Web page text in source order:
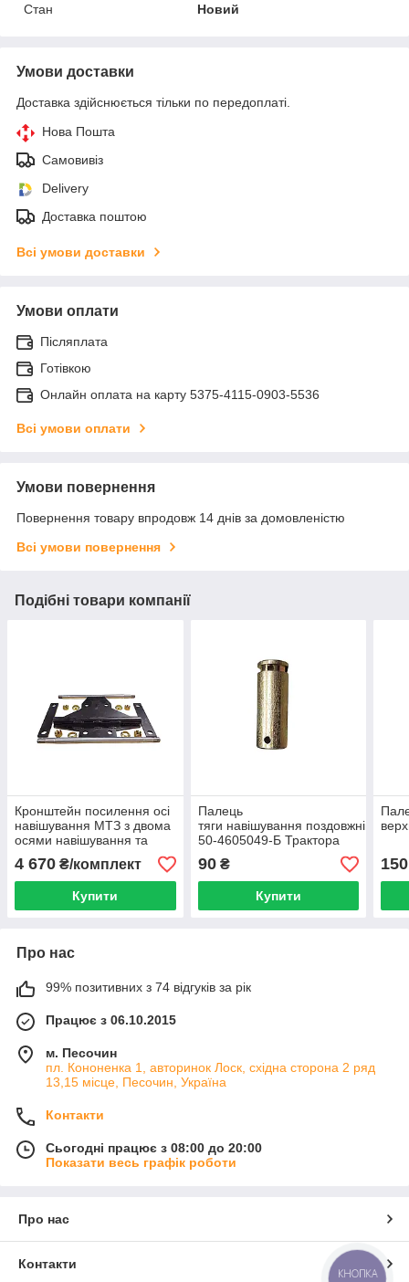
Стан
Новий
Умови доставки
Доставка здійснюється тільки по передоплаті.
Нова Пошта
Самовивіз
Delivery
Доставка поштою
Всі умови доставки
Умови оплати
Післяплата
Готівкою
Онлайн оплата на карту 5375-4115-0903-5536
Всі умови оплати
Умови повернення
Повернення товару впродовж 14 днів за домовленістю
Всі умови повернення
Подібні товари компанії
Кронштейн посилення осі
навішування МТЗ з двома
осями навішування та
болтами
4 670 ₴/комплект
Купити
Палець
тяги навішування поздовжній
50-4605049-Б Трактора
МТЗ
90₴
Купити
150
Про нас
99% позитивних з 74 відгуків за рік
Працює з 06.10.2015
м. Песочин
пл. Кононенка 1, авторинок Лоск, східна сторона 2 ряд
13,15 місце, Песочин, Україна
Контакти
Сьогодні працює з 08:00 до 20:00
Показати весь графік роботи
Про нас
Контакти
КНОПКА